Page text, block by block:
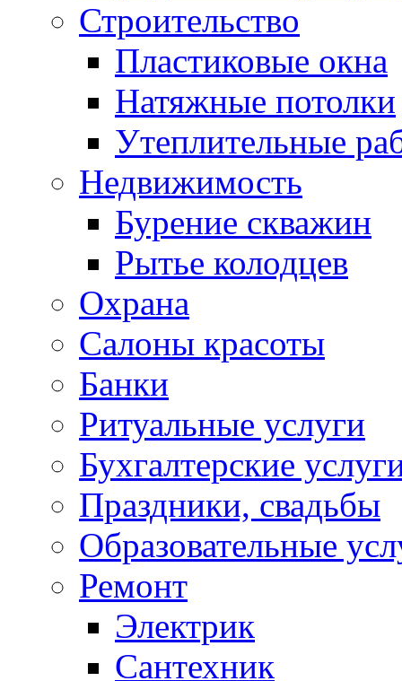
Строительство
Пластиковые окна
Натяжные потолки
Утеплительные
Недвижимость
Бурение скважин
Рытье колодцев
Охрана
Салоны красоты
Банки
Ритуальные услуги
Бухгалтерские
Праздники, свадьбы
Образовательные
Ремонт
Электрик
Сантехник